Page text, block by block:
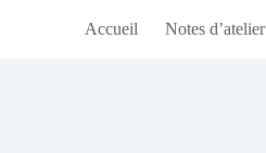
Accueil Notes d’atelier